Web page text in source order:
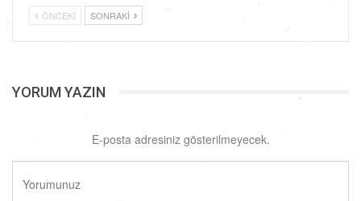
ÖNCEKI SONRAKI
YORUM YAZIN
E-posta adresiniz gösterilmeyecek.